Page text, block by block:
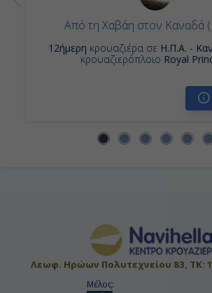
Από τη Χαβάη στον Καναδά
12ήμερη κρουαζιέρα σε Η.Π.Α. -
κρουαζιερόπλοιο Royal
Λεωφ. Ηρώων Πολυτεχνείου 83, ΤΚ:
Μέλος: